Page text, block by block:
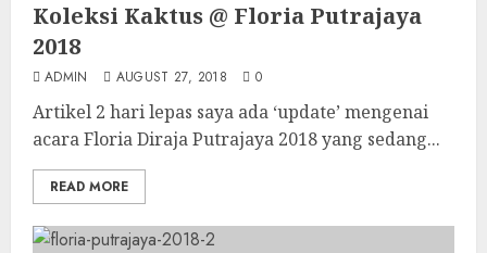
Koleksi Kaktus @ Floria Putrajaya
2018
ADMIN AUGUST 27, 2018 0
Artikel 2 hari lepas saya ada ‘update’ mengenai
acara Floria Diraja Putrajaya 2018 yang sedang...
READ MORE